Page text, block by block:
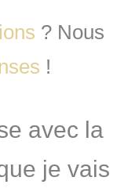
? Nous
!
avec la
je vais